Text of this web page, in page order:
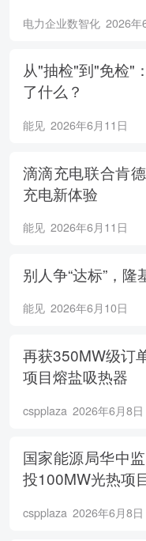
电力企业数智化 2026年
从"抽检"到"免检"
了什么？
能见 2026年6月11日
滴滴充电联合肯
充电新体验
能见 2026年6月11日
别人争“达标”，隆
能见 2026年6月10日
再获350MW级订
项目熔盐吸热器
cspplaza 2026年6月8日
国家能源局华中
投100MW光热项
cspplaza 2026年6月8日